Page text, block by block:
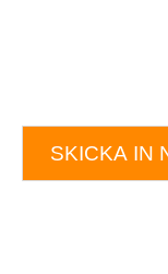
SKICKA IN